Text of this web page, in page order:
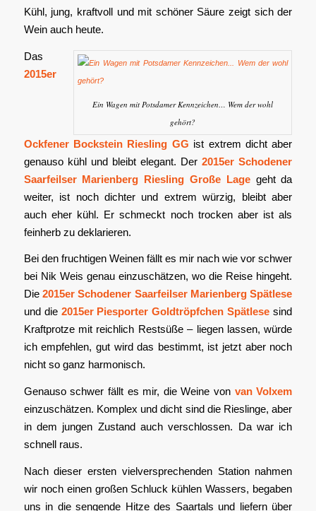
Kühl, jung, kraftvoll und mit schöner Säure zeigt sich der
Wein auch heute.
Ein Wagen mit Potsdamer Kennzeichen… Wem der wohl
gehört?
Das
2015er
Ockfener Bockstein Riesling GG ist extrem dicht aber
genauso kühl und bleibt elegant. Der2015er Schodener
Saarfeilser Marienberg Riesling Große Lagegeht da
weiter, ist noch dichter und extrem würzig, bleibt aber
auch eher kühl. Er schmeckt noch trocken aber ist als
feinherb zu deklarieren.
Bei den fruchtigen Weinen fällt es mir nach wie vor schwer
bei Nik Weis genau einzuschätzen, wo die Reise hingeht.
Die 2015er Schodener Saarfeilser Marienberg Spätlese
und die 2015er Piesporter Goldtröpfchen Spätlese sind
Kraftprotze mit reichlich Restsüße – liegen lassen, würde
ich empfehlen, gut wird das bestimmt, ist jetzt aber noch
nicht so ganz harmonisch.
Genauso schwer fällt es mir, die Weine von van Volxem
einzuschätzen. Komplex und dicht sind die Rieslinge, aber
in dem jungen Zustand auch verschlossen. Da war ich
schnell raus.
Nach dieser ersten vielversprechenden Station nahmen
wir noch einen großen Schluck kühlen Wassers, begaben
uns in die sengende Hitze des Saartals und liefern über